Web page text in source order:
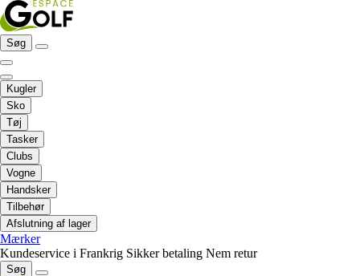
Søg
Kugler
Sko
Tøj
Tasker
Clubs
Vogne
Handsker
Tilbehør
Afslutning af lager
Mærker
Kundeservice i Frankrig Sikker betaling Nem retur
Søg